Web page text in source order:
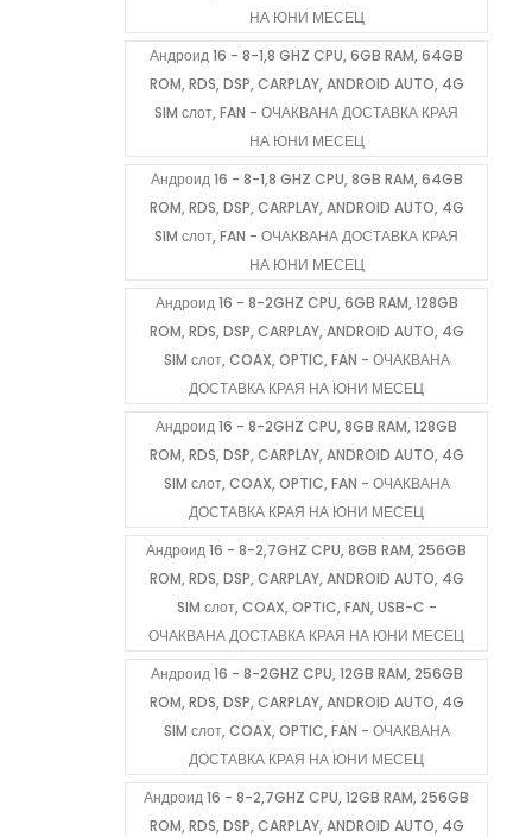
НА ЮНИ МЕСЕЦ
Андроид 16 - 8-1,8 GHZ CPU, 6GB RAM, 64GB
ROM, RDS, DSP, CARPLAY, ANDROID AUTO, 4G
SIM слот, FAN - ОЧАКВАНА ДОСТАВКА КРАЯ
НА ЮНИ МЕСЕЦ
Андроид 16 - 8-1,8 GHZ CPU, 8GB RAM, 64GB
ROM, RDS, DSP, CARPLAY, ANDROID AUTO, 4G
SIM слот, FAN - ОЧАКВАНА ДОСТАВКА КРАЯ
НА ЮНИ МЕСЕЦ
Андроид 16 - 8-2GHZ CPU, 6GB RAM, 128GB
ROM, RDS, DSP, CARPLAY, ANDROID AUTO, 4G
SIM слот, COAX, OPTIC, FAN - ОЧАКВАНА
ДОСТАВКА КРАЯ НА ЮНИ МЕСЕЦ
Андроид 16 - 8-2GHZ CPU, 8GB RAM, 128GB
ROM, RDS, DSP, CARPLAY, ANDROID AUTO, 4G
SIM слот, COAX, OPTIC, FAN - ОЧАКВАНА
ДОСТАВКА КРАЯ НА ЮНИ МЕСЕЦ
Андроид 16 - 8-2,7GHZ CPU, 8GB RAM, 256GB
ROM, RDS, DSP, CARPLAY, ANDROID AUTO, 4G
SIM слот, COAX, OPTIC, FAN, USB-C -
ОЧАКВАНА ДОСТАВКА КРАЯ НА ЮНИ МЕСЕЦ
Андроид 16 - 8-2GHZ CPU, 12GB RAM, 256GB
ROM, RDS, DSP, CARPLAY, ANDROID AUTO, 4G
SIM слот, COAX, OPTIC, FAN - ОЧАКВАНА
ДОСТАВКА КРАЯ НА ЮНИ МЕСЕЦ
Андроид 16 - 8-2,7GHZ CPU, 12GB RAM, 256GB
ROM, RDS, DSP, CARPLAY, ANDROID AUTO, 4G